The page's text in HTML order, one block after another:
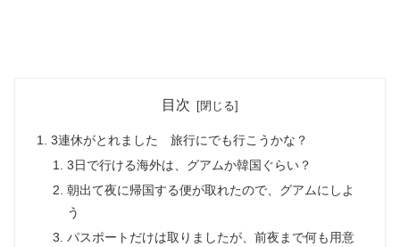
目次
3連休がとれました 旅行にでも行こうかな？
3日で行ける海外は、グアムか韓国ぐらい？
朝出て夜に帰国する便が取れたので、グアムにしよ
う
パスポートだけは取りましたが、前夜まで何も用意